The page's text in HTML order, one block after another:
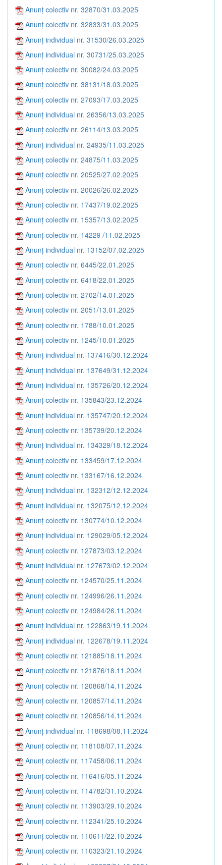
Anunț colectiv nr. 32870/31.03.2025
Anunț colectiv nr. 32833/31.03.2025
Anunț individual nr. 31530/26.03.2025
Anunț individual nr. 30731/25.03.2025
Anunț colectiv nr. 30082/24.03.2025
Anunț colectiv nr. 38131/18.03.2025
Anunț colectiv nr. 27093/17.03.2025
Anunț individual nr. 26356/13.03.2025
Anunț colectiv nr. 26114/13.03.2025
Anunț individual nr. 24935/11.03.2025
Anunț colectiv nr. 24875/11.03.2025
Anunț colectiv nr. 20525/27.02.2025
Anunț colectiv nr. 20026/26.02.2025
Anunț colectiv nr. 17437/19.02.2025
Anunț colectiv nr. 15357/13.02.2025
Anunț colectiv nr. 14229 /11.02.2025
Anunț individual nr. 13152/07.02.2025
Anunț colectiv nr. 6445/22.01.2025
Anunț colectiv nr. 6418/22.01.2025
Anunț colectiv nr. 2702/14.01.2025
Anunț colectiv nr. 2051/13.01.2025
Anunț colectiv nr. 1788/10.01.2025
Anunț colectiv nr. 1245/10.01.2025
Anunț individual nr. 137416/30.12.2024
Anunț individual nr. 137649/31.12.2024
Anunț individual nr. 135726/20.12.2024
Anunț colectiv nr. 135843/23.12.2024
Anunț individual nr. 135747/20.12.2024
Anunț colectiv nr. 135739/20.12.2024
Anunț individual nr. 134329/18.12.2024
Anunț colectiv nr. 133459/17.12.2024
Anunț colectiv nr. 133167/16.12.2024
Anunț individual nr. 132312/12.12.2024
Anunț individual nr. 132075/12.12.2024
Anunț colectiv nr. 130774/10.12.2024
Anunț individual nr. 129029/05.12.2024
Anunț colectiv nr. 127873/03.12.2024
Anunț individual nr. 127673/02.12.2024
Anunț colectiv nr. 124570/25.11.2024
Anunț colectiv nr. 124996/26.11.2024
Anunț colectiv nr. 124984/26.11.2024
Anunț individual nr. 122863/19.11.2024
Anunț individual nr. 122678/19.11.2024
Anunț colectiv nr. 121885/18.11.2024
Anunț colectiv nr. 121876/18.11.2024
Anunț colectiv nr. 120868/14.11.2024
Anunț colectiv nr. 120857/14.11.2024
Anunț colectiv nr. 120856/14.11.2024
Anunț individual nr. 118698/08.11.2024
Anunț colectiv nr. 118108/07.11.2024
Anunț colectiv nr. 117458/06.11.2024
Anunț colectiv nr. 116416/05.11.2024
Anunț colectiv nr. 114782/31.10.2024
Anunț colectiv nr. 113903/29.10.2024
Anunț colectiv nr. 112341/25.10.2024
Anunț colectiv nr. 110611/22.10.2024
Anunț colectiv nr. 110323/21.10.2024